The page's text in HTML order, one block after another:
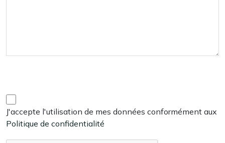
J'accepte l'utilisation de mes données conformément aux
Politique de confidentialité